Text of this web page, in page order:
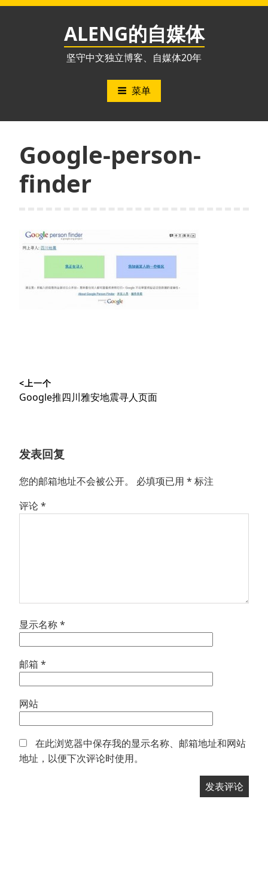
跳
ALENG的自媒体
坚守中文独立博客、自媒体20年
菜单
Google-person-
finder
章
<上一个
上
Google推四川雅安地震寻人页面
发表回复
您的邮箱地址不会被公开。 必填项已用 * 标注
评论*
显示名称*
邮箱 *
网站
在此浏览器中保存我的显示名称、邮箱地址和网站
地址，以便下次评论时使用。